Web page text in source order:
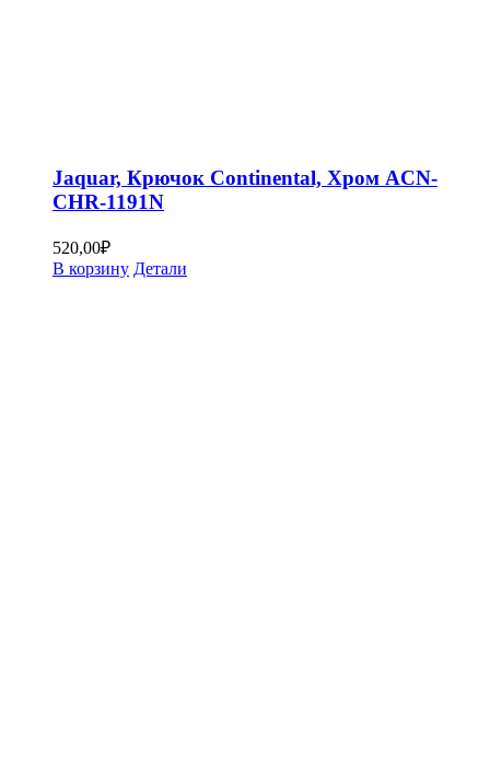
Jaquar, Крючок Continental, Хром ACN-
CHR-1191N
520,00₽
В корзину Детали